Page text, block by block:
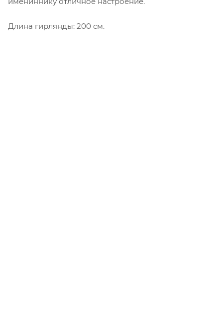
Длина гирлянды: 200 см.